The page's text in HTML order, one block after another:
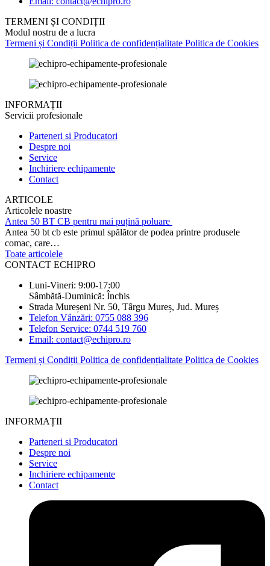
TERMENI ȘI CONDIȚII
Modul nostru de a lucra
Termeni și Condiții Politica de confidențialitate Politica de Cookies
INFORMAȚII
Servicii profesionale
Parteneri si Producatori
Despre noi
Service
Inchiriere echipamente
Contact
ARTICOLE
Articolele noastre
Antea 50 BT CB pentru mai puțină poluare
Antea 50 bt cb este primul spălător de podea printre produsele
comac, care…
Toate articolele
CONTACT ECHIPRO
Luni-Vineri: 9:00-17:00
Sâmbătă-Duminică: Închis
Strada Mureșeni Nr. 50, Târgu Mureș, Jud. Mureș
Telefon Vânzări: 0755 088 396
Telefon Service: 0744 519 760
Email: contact@echipro.ro
Termeni și Condiții Politica de confidențialitate Politica de Cookies
INFORMAȚII
Parteneri si Producatori
Despre noi
Service
Inchiriere echipamente
Contact